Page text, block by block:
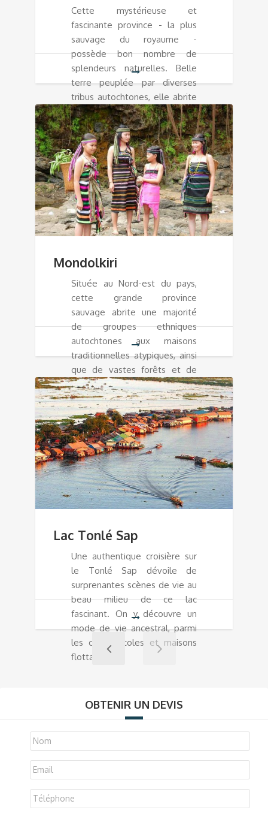
Cette mystérieuse et
fascinante province - la plus
sauvage du royaume -
possède bon nombre de
splendeurs naturelles. Belle
terre peuplée par diverses
tribus autochtones, elle abrite
des créatures rares.
Mondolkiri
Située au Nord-est du pays,
cette grande province
sauvage abrite une majorité
de groupes ethniques
autochtones aux maisons
traditionnelles atypiques, ainsi
que de vastes forêts et de
puissantes cascades.
Lac Tonlé Sap
Une authentique croisière sur
le Tonlé Sap dévoile de
surprenantes scènes de vie au
beau milieu de ce lac
fascinant. On y découvre un
mode de vie ancestral, parmi
les cafés, écoles et maisons
flottantes.
OBTENIR UN DEVIS